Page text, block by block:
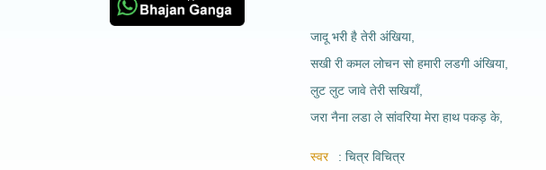
जादू भरी है तेरी अंखिया,
सखी री कमल लोचन सो हमारी लडगी अंखिया,
लुट लुट जावे तेरी सखियाँ,
जरा नैना लडा ले सांवरिया मेरा हाथ पकड़ के,
स्वर
चित्र विचित्र